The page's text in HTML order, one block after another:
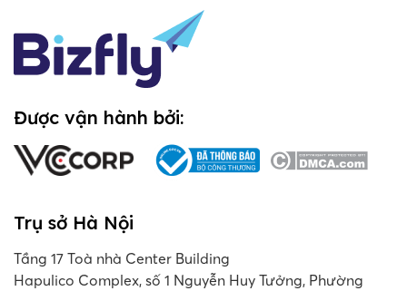
Được vận hành bởi:
Trụ sở Hà Nội
Tầng 17 Toà nhà Center Building
Hapulico Complex, số 1 Nguyễn Huy Tưởng, Phường